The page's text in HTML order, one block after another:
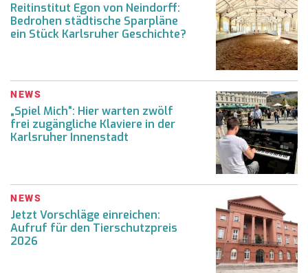
Reitinstitut Egon von Neindorff:
Bedrohen städtische Sparpläne
ein Stück Karlsruher Geschichte?
NEWS
„Spiel Mich“: Hier warten zwölf
frei zugängliche Klaviere in der
Karlsruher Innenstadt
NEWS
Jetzt Vorschläge einreichen:
Aufruf für den Tierschutzpreis
2026